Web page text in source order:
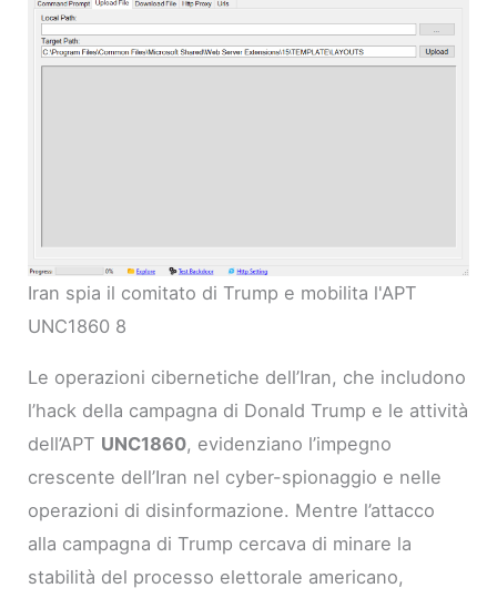
Iran spia il comitato di Trump e mobilita l'APT
UNC1860 8
Le operazioni cibernetiche dell’Iran, che includono
l’hack della campagna di Donald Trump e le attività
dell’APT UNC1860, evidenziano l’impegno
crescente dell’Iran nel cyber-spionaggio e nelle
operazioni di disinformazione. Mentre l’attacco
alla campagna di Trump cercava di minare la
stabilità del processo elettorale americano,